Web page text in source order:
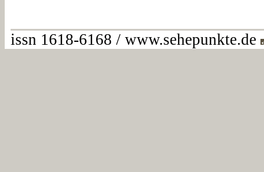
issn 1618-6168 / www.sehepunkte.de